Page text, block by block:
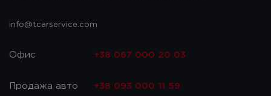
info@tcarservice.com
Офис +38 067 000 20 03
Продажа авто +38 093 000 11 59